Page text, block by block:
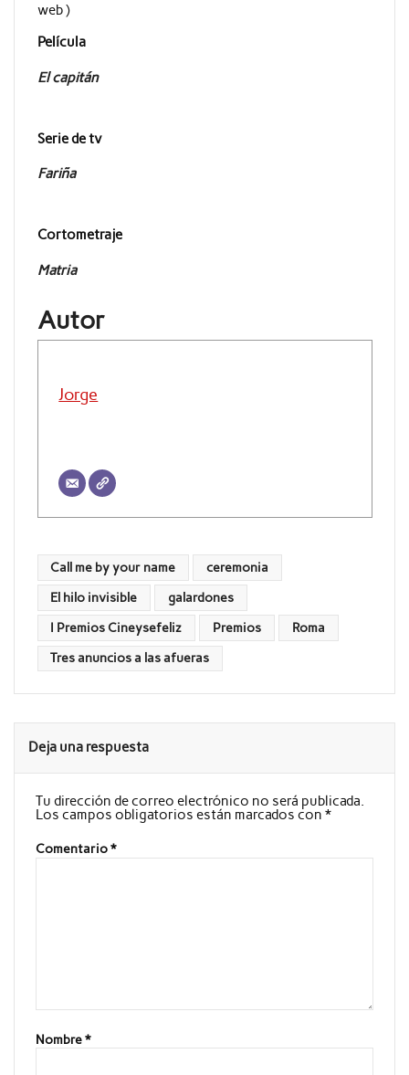
web )
Película
El capitán
Serie de tv
Fariña
Cortometraje
Matria
Autor
Jorge
Call me by your name ceremonia
El hilo invisible galardones
I Premios Cineysefeliz Premios Roma
Tres anuncios a las afueras
Deja una respuesta
Tu dirección de correo electrónico no será publicada.
Los campos obligatorios están marcados con *
Comentario*
Nombre*